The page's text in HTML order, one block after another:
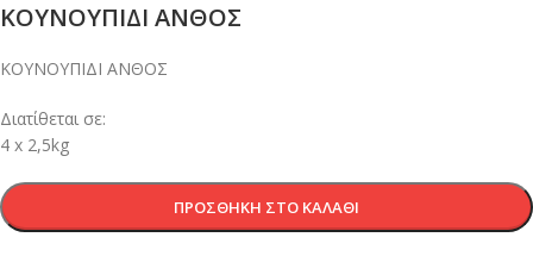
ΚΟΥΝΟΥΠΙΔΙ ΑΝΘΟΣ
ΚΟΥΝΟΥΠΙΔΙ ΑΝΘΟΣ
Διατίθεται σε:
4 x 2,5kg
ΠΡΟΣΘΉΚΗ ΣΤΟ ΚΑΛΆΘΙ